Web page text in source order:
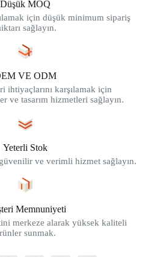
Düşük MOQ
için düşük minimum sipariş
sağlayın.
VE ODM
ihtiyaçlarını karşılamak için
ve tasarım hizmetleri sağlayın.
Yeterli Stok
ve verimli hizmet sağlayın.
Memnuniyeti
merkeze alarak yüksek kaliteli
sunmak.